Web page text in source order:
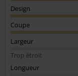
Design
Coupe
Largeur
Trop étroit
Longueur